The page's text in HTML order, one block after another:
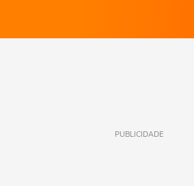
PUBLICIDADE